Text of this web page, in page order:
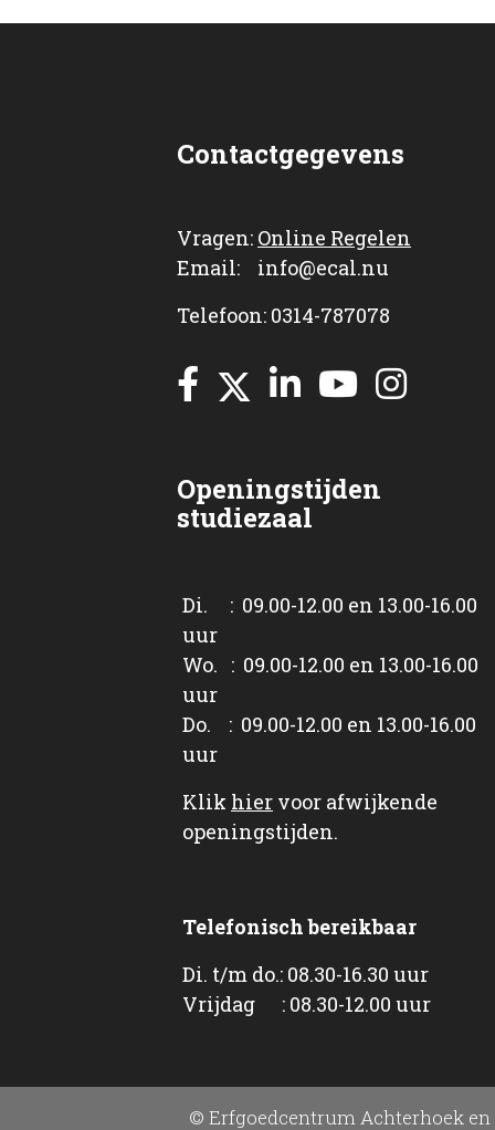
Contactgegevens
Vragen: Online Regelen
Email: info@ecal.nu
Telefoon: 0314-787078
Openingstijden
studiezaal
Di. : 09.00-12.00 en 13.00-16.00
uur
Wo. : 09.00-12.00 en 13.00-16.00
uur
Do. : 09.00-12.00 en 13.00-16.00
uur
Klik hier voor afwijkende
openingstijden.
Telefonisch bereikbaar
Di. t/m do.: 08.30-16.30 uur
Vrijdag : 08.30-12.00 uur
© Erfgoedcentrum Achterhoek en